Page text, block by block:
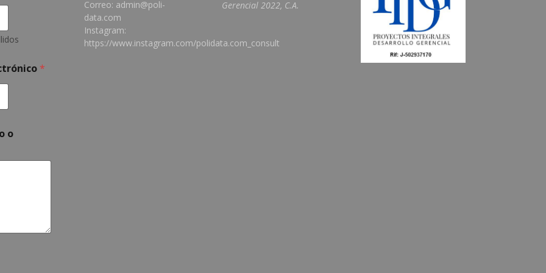
*
o
Correo: admin@poli-
data.com
Instagram:
https://www.instagram.com/polidata.com_consult
Gerencial 2022, C.A.